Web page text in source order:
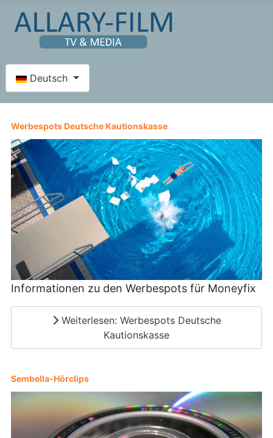
Sprache auswählen
Deutsch
Werbespots Deutsche Kautionskasse
Informationen zu den Werbespots für Moneyfix
Weiterlesen: Werbespots Deutsche
Kautionskasse
Sembella-Hörclips